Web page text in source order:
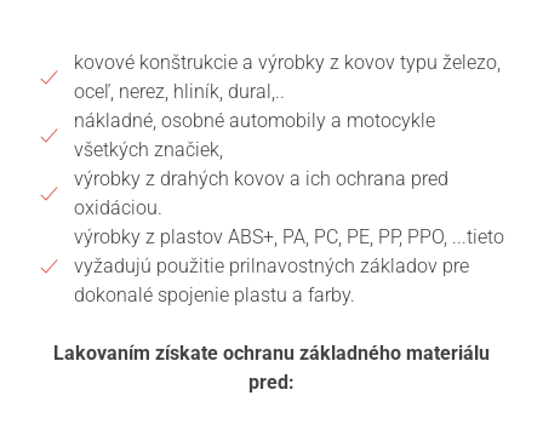
kovové konštrukcie a výrobky z kovov typu železo,
oceľ, nerez, hliník, dural,..
nákladné, osobné automobily a motocykle
všetkých značiek,
výrobky z drahých kovov a ich ochrana pred
oxidáciou.
výrobky z plastov ABS+, PA, PC, PE, PP, PPO, ...tieto
vyžadujú použitie prilnavostných základov pre
dokonalé spojenie plastu a farby.
Lakovaním získate ochranu základného materiálu
pred: